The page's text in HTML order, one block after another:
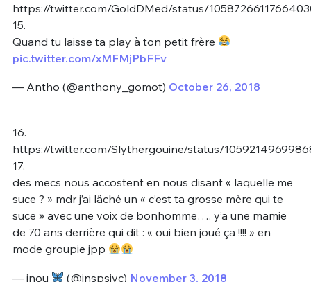
https://twitter.com/GoldDMed/status/
15.
Quand tu laisse ta play à ton petit frère
pic.twitter.com/xMFMjPbFFv
— Antho (@anthony_gomot) October 26, 2018
16.
https://twitter.com/Slythergouine/status/
17.
des mecs nous accostent en nous disant « laquelle me
suce ? » mdr j’ai lâché un « c’est ta grosse mère qui te
suce » avec une voix de bonhomme…. y’a une mamie
de 70 ans derrière qui dit : « oui bien joué ça !!!! » en
mode groupie jpp
— inou (@inspsjvc) November 3, 2018